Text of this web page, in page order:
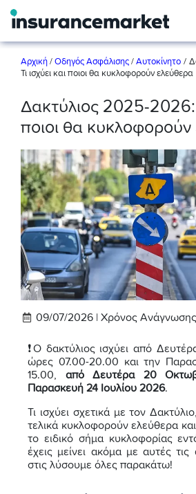
Αρχική / Οδηγός Ασφάλισης / Αυτοκίνητο /
Τι ισχύει και ποιοι θα κυκλοφορούν ελεύθερα
Δακτύλιος 2025-2026:
ποιοι θα
09/07/2026 | Χρόνος
❗Ο δακτύλιος ισχύει από
ώρες 07.00-20.00 και την
15.00, από Δευτέρα 20
Παρασκευή 24 Ιουλίου 2026.
Τι ισχύει σχετικά με τον
τελικά κυκλοφορούν ελεύθερα
το ειδικό σήμα κυκλοφορίας
έχεις μείνει ακόμα με αυτές
στις λύσουμε όλες παρακάτω!